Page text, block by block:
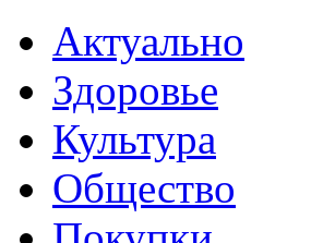
Актуально
Здоровье
Культура
Общество